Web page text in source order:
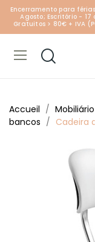
Encerramento para
Agosto; Escritório - 17
Gratuitos > 80€ + IVA
Accueil Mobiliário
bancos
Cadeira